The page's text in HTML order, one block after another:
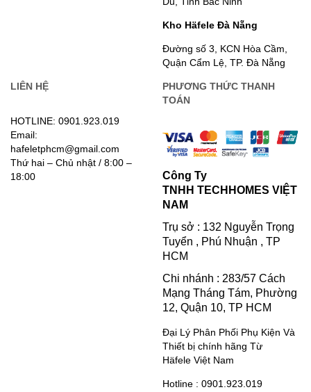
Kho Häfele Đà Nẵng
Đường số 3, KCN Hòa Cầm,
Quận Cẩm Lệ, TP. Đà Nẵng
LIÊN HỆ
HOTLINE: 0901.923.019
Email:
hafeletphcm@gmail.com
Thứ hai – Chủ nhật / 8:00 –
18:00
PHƯƠNG THỨC THANH
TOÁN
Công Ty
TNHH TECHHOMES VIỆT
NAM
Trụ sở : 132 Nguyễn Trọng
Tuyển , Phú Nhuận , TP
HCM
Chi nhánh : 283/57 Cách
Mạng Tháng Tám, Phường
12, Quận 10, TP HCM
Đại Lý Phân Phối Phụ Kiện Và
Thiết bị chính hãng Từ
Häfele Việt Nam
Hotline : 0901.923.019